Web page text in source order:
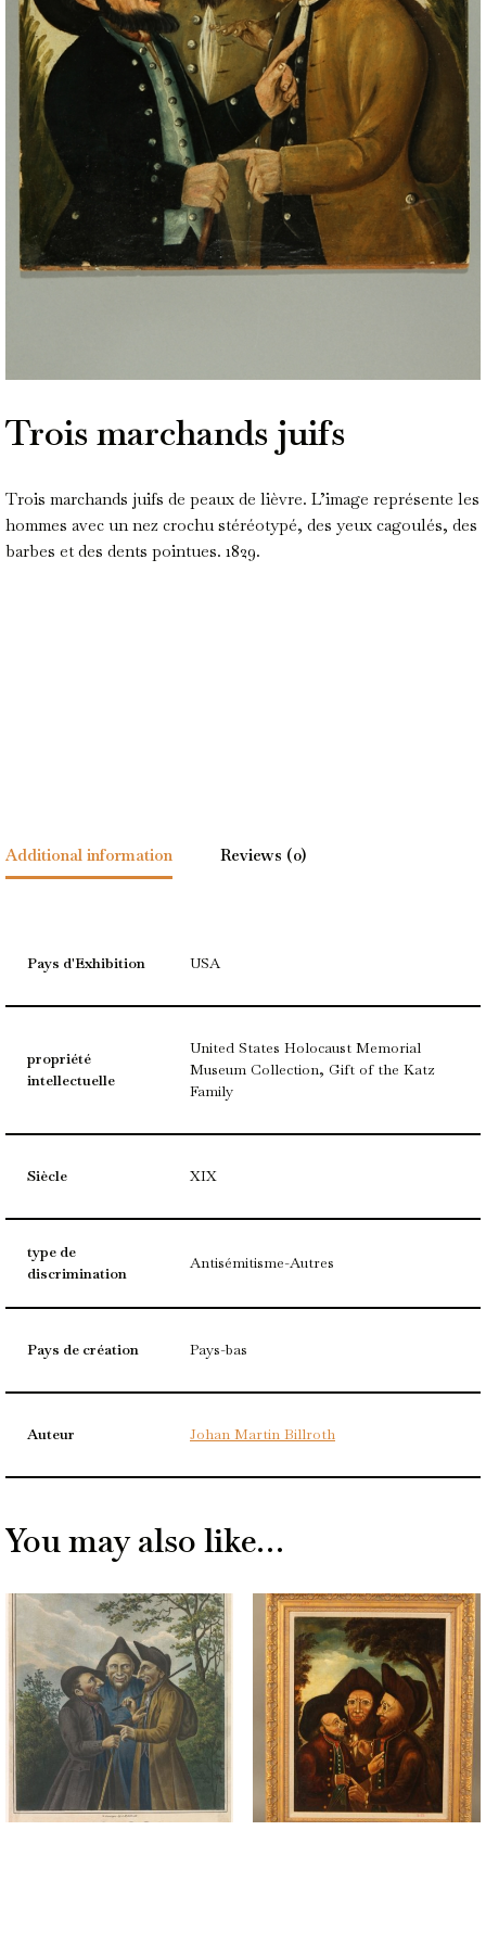
Trois marchands juifs
Trois marchands juifs de peaux de lièvre. L’image représente les
hommes avec un nez crochu stéréotypé, des yeux cagoulés, des
barbes et des dents pointues. 1829.
Additional information Reviews (0)
Pays d'Exhibition USA
propriété
intellectuelle
United States Holocaust Memorial
Museum Collection, Gift of the Katz
Family
Siècle XIX
type de
discrimination
Antisémitisme-Autres
Pays de création Pays-bas
Auteur Johan Martin Billroth
You may also like…